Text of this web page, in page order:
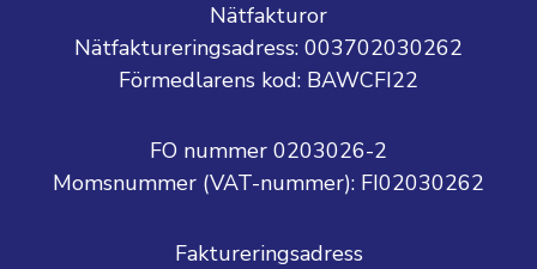
Nätfakturor
Nätfaktureringsadress: 003702030262
Förmedlarens kod: BAWCFI22
FO nummer 0203026-2
Momsnummer (VAT-nummer): FI02030262
Faktureringsadress